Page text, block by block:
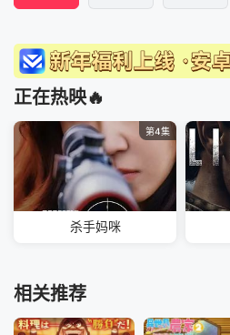
正在热映🔥
第4集
杀手妈咪
相关推荐